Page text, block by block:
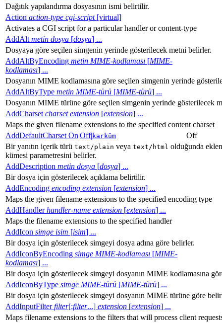
Dağıtık yapılandırma dosyasının ismi belirtilir.
Action action-type cgi-script[virtual]
Activates a CGI script for a particular handler or content-type
AddAlt metin dosya [dosya] ...
Dosyaya göre seçilen simgenin yerinde gösterilecek metni belirler.
AddAltByEncoding metin MIME-kodlaması [MIME-
kodlaması] ...
Dosyanın MIME kodlamasına göre seçilen simgenin yerinde
AddAltByType metin MIME-türü [MIME-türü] ...
Dosyanın MIME türüne göre seçilen simgenin yerinde gösterilecek
AddCharset charset extension [extension] ...
Maps the given filename extensions to the specified content charset
AddDefaultCharset On|Off| karküm
Off
Bir yanıtın içerik türü text/plain veya text/html olduğunda
kümesi parametresini belirler.
AddDescription metin dosya [dosya] ...
Bir dosya için gösterilecek açıklama belirtilir.
AddEncoding encoding extension [extension] ...
Maps the given filename extensions to the specified encoding type
AddHandlerhandler-name extension [extension] ...
Maps the filename extensions to the specified handler
AddIcon simge isim [isim] ...
Bir dosya için gösterilecek simgeyi dosya adına göre belirler.
AddIconByEncoding simge MIME-kodlaması [MIME-
kodlaması] ...
Bir dosya için gösterilecek simgeyi dosyanın MIME kodlamasına
AddIconByType simge MIME-türü [MIME-türü] ...
Bir dosya için gösterilecek simgeyi dosyanın MIME türüne göre
AddInputFilterfilter[;filter...] extension [extension] ...
Maps filename extensions to the filters that will process client